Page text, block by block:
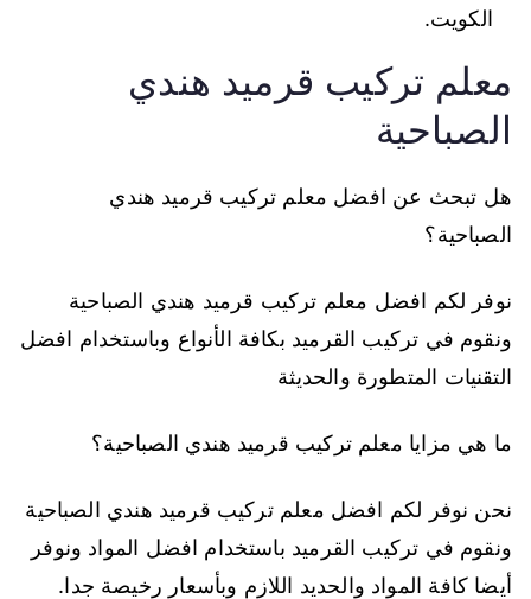
الكويت.
معلم تركيب قرميد هندي
الصباحية
هل تبحث عن افضل معلم تركيب قرميد هندي
الصباحية؟
نوفر لكم افضل معلم تركيب قرميد هندي الصباحية
ونقوم في تركيب القرميد بكافة الأنواع وباستخدام افضل
التقنيات المتطورة والحديثة
ما هي مزايا معلم تركيب قرميد هندي الصباحية؟
نحن نوفر لكم افضل معلم تركيب قرميد هندي الصباحية
ونقوم في تركيب القرميد باستخدام افضل المواد ونوفر
أيضا كافة المواد والحديد اللازم وبأسعار رخيصة جدا.